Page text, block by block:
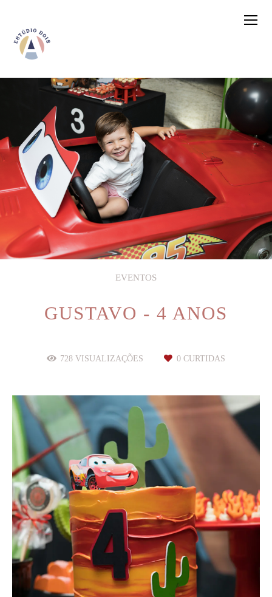
EVENTOS
GUSTAVO - 4 ANOS
728 VISUALIZAÇÕES 0 CURTIDAS